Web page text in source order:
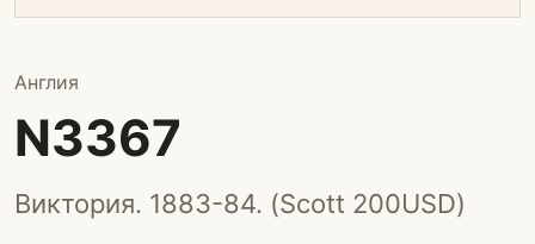
Англия
N3367
Виктория. 1883-84. (Scott 200USD)